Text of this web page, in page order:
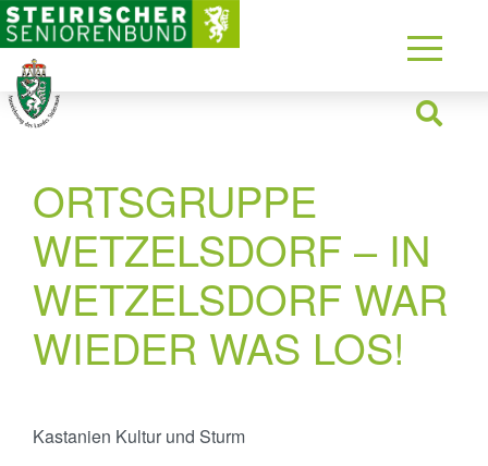
ORTSGRUPPE
WETZELSDORF – IN
WETZELSDORF WAR
WIEDER WAS LOS!
Kastanien Kultur und Sturm